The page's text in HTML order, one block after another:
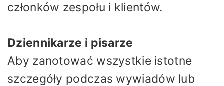
członków zespołu i klientów.
Dziennikarze i pisarze
Aby zanotować wszystkie istotne
szczegóły podczas wywiadów lub